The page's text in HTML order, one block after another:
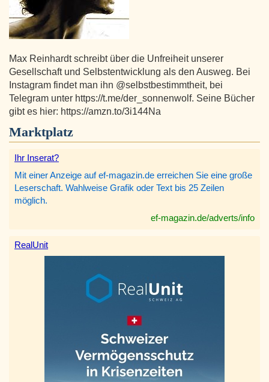
Max Reinhardt schreibt über die Unfreiheit unserer
Gesellschaft und Selbstentwicklung als den Ausweg. Bei
Instagram findet man ihn @selbstbestimmtheit, bei
Telegram unter https://t.me/der_sonnenwolf. Seine Bücher
gibt es hier: https://amzn.to/3i144Na
Marktplatz
Ihr Inserat?
Mit einer Anzeige auf ef-magazin.de erreichen Sie eine große
Leserschaft. Wahlweise Grafik oder Text bis 25 Zeilen
möglich.
ef-magazin.de/adverts/info
RealUnit